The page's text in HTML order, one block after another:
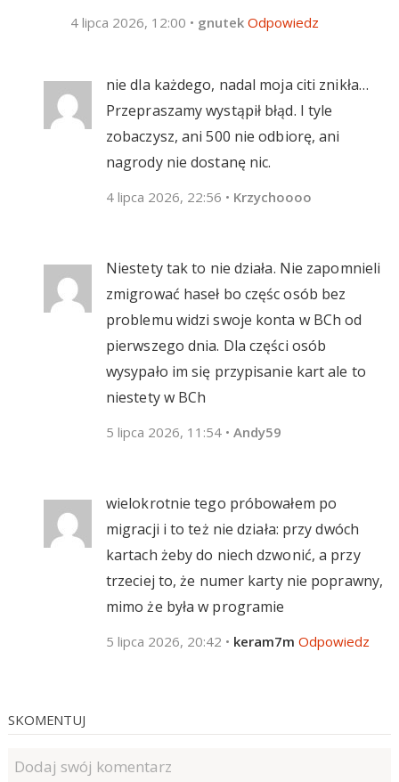
4 lipca 2026, 12:00 • gnutek Odpowiedz
nie dla każdego, nadal moja citi znikła…
Przepraszamy wystąpił błąd. I tyle
zobaczysz, ani 500 nie odbiorę, ani
nagrody nie dostanę nic.
4 lipca 2026, 22:56 • Krzychoooo
Niestety tak to nie działa. Nie zapomnieli
zmigrować haseł bo częśc osób bez
problemu widzi swoje konta w BCh od
pierwszego dnia. Dla części osób
wysypało im się przypisanie kart ale to
niestety w BCh
5 lipca 2026, 11:54 • Andy59
wielokrotnie tego próbowałem po
migracji i to też nie działa: przy dwóch
kartach żeby do niech dzwonić, a przy
trzeciej to, że numer karty nie poprawny,
mimo że była w programie
5 lipca 2026, 20:42 • keram7m Odpowiedz
SKOMENTUJ